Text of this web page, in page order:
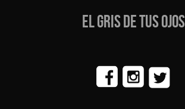
EL GRIS DE TUS OJOS